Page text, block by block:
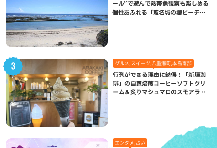
ール”で遊んで熱帯魚観察も楽しめる
個性あふれる「玻名城の郷ビーチ」
グルメ,スイーツ,八重瀬町,本島南部
行列ができる理由に納得！「新垣珈
琲」の自家焙煎コーヒーソフトクリ
ーム＆炙りマシュマロのスモアラテ
エンタメ,占い